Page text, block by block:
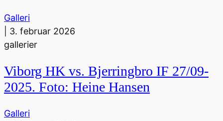
Galleri
3. februar 2026
gallerier
Viborg HK vs. Bjerringbro IF 27/09-
2025. Foto: Heine Hansen
Galleri